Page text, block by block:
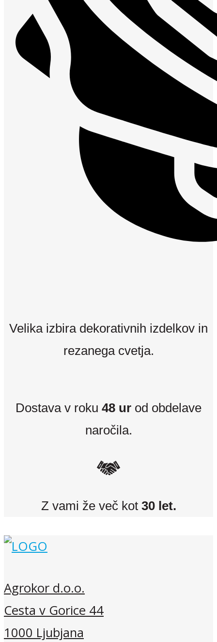
Velika izbira dekorativnih izdelkov in
rezanega cvetja.
Dostava v roku 48 ur od obdelave
naročila.
Z vami že več kot 30 let.
Agrokor d.o.o.
Cesta v Gorice 44
1000 Ljubjana